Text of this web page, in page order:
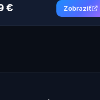
€ Zobraziť